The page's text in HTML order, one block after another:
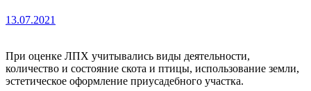
13.07.2021
При оценке ЛПХ учитывались виды деятельности,
количество и состояние скота и птицы, использование земли,
эстетическое оформление приусадебного участка.